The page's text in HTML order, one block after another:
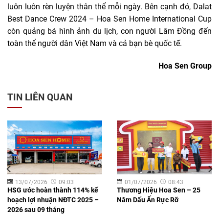
luôn luôn rèn luyện thân thể mỗi ngày. Bên cạnh đó, Dalat
Best Dance Crew 2024 – Hoa Sen Home International Cup
còn quảng bá hình ảnh du lịch, con người Lâm Đồng đến
toàn thể người dân Việt Nam và cả bạn bè quốc tế.
Hoa Sen Group
TIN LIÊN QUAN
13/07/2026 09:03
HSG ước hoàn thành 114% kế
hoạch lợi nhuận NĐTC 2025 –
2026 sau 09 tháng
01/07/2026 08:43
Thương Hiệu Hoa Sen – 25
Năm Dấu Ấn Rực Rỡ